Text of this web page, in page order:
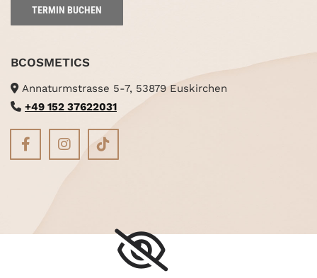
TERMIN BUCHEN
BCOSMETICS
Annaturmstrasse 5-7, 53879 Euskirchen
 +49 152 37622031